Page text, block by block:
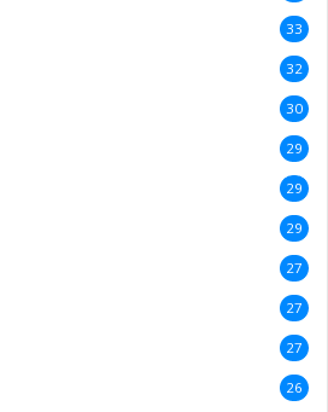
33
32
30
29
29
29
27
27
27
26